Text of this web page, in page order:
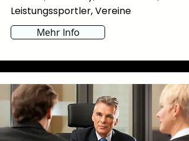
Leistungssportler, Vereine
Mehr Info